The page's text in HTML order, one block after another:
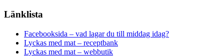
Länklista
Facebooksida – vad lagar du till middag idag?
Lyckas med mat – receptbank
Lyckas med mat – webbutik